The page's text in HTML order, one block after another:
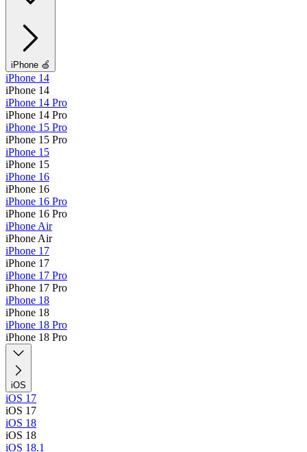
iPhone 🍏
iPhone 14
iPhone 14
iPhone 14 Pro
iPhone 14 Pro
iPhone 15 Pro
iPhone 15 Pro
iPhone 15
iPhone 15
iPhone 16
iPhone 16
iPhone 16 Pro
iPhone 16 Pro
iPhone Air
iPhone Air
iPhone 17
iPhone 17
iPhone 17 Pro
iPhone 17 Pro
iPhone 18
iPhone 18
iPhone 18 Pro
iPhone 18 Pro
iOS
iOS 17
iOS 17
iOS 18
iOS 18
iOS 18.1